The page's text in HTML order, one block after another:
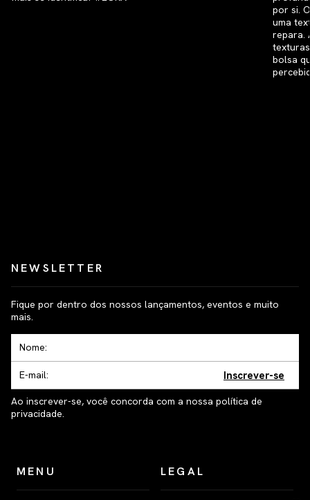
NEWSLETTER
Fique por dentro dos nossos lançamentos, eventos e muito
mais.
Inscrever-se
Ao inscrever-se, você concorda com a nossa política de
privacidade.
MENU LEGAL